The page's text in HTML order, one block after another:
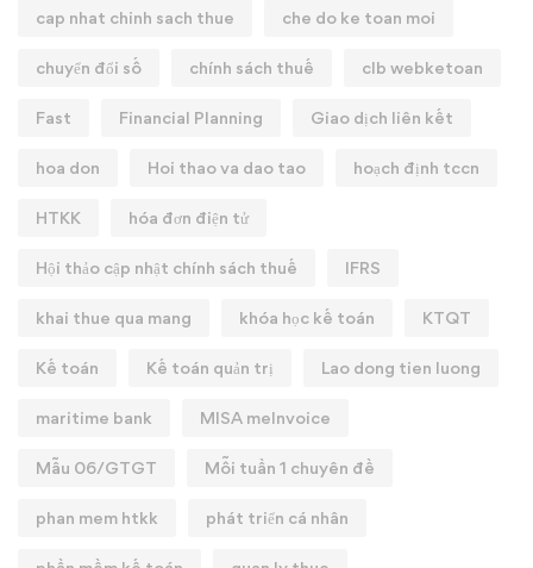
cap nhat chinh sach thue che do ke toan moi
chuyển đổi số chính sách thuế clb webketoan
Fast Financial Planning Giao dịch liên kết
hoa don Hoi thao va dao tao hoạch định tccn
HTKK hóa đơn điện tử
Hội thảo cập nhật chính sách thuế IFRS
khai thue qua mang khóa học kế toán KTQT
Kế toán Kế toán quản trị Lao dong tien luong
maritime bank MISA meInvoice
Mẫu 06/GTGT Mỗi tuần 1 chuyên đề
phan mem htkk phát triển cá nhân